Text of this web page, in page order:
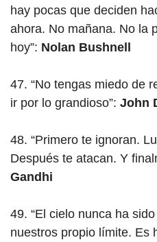
hay pocas que deciden
ahora. No mañana. No la
hoy”: Nolan Bushnell
47. “No tengas miedo de
ir por lo grandioso”: John
48. “Primero te ignoran.
Después te atacan. Y
Gandhi
49. “El cielo nunca ha
nuestros propio límite. Es